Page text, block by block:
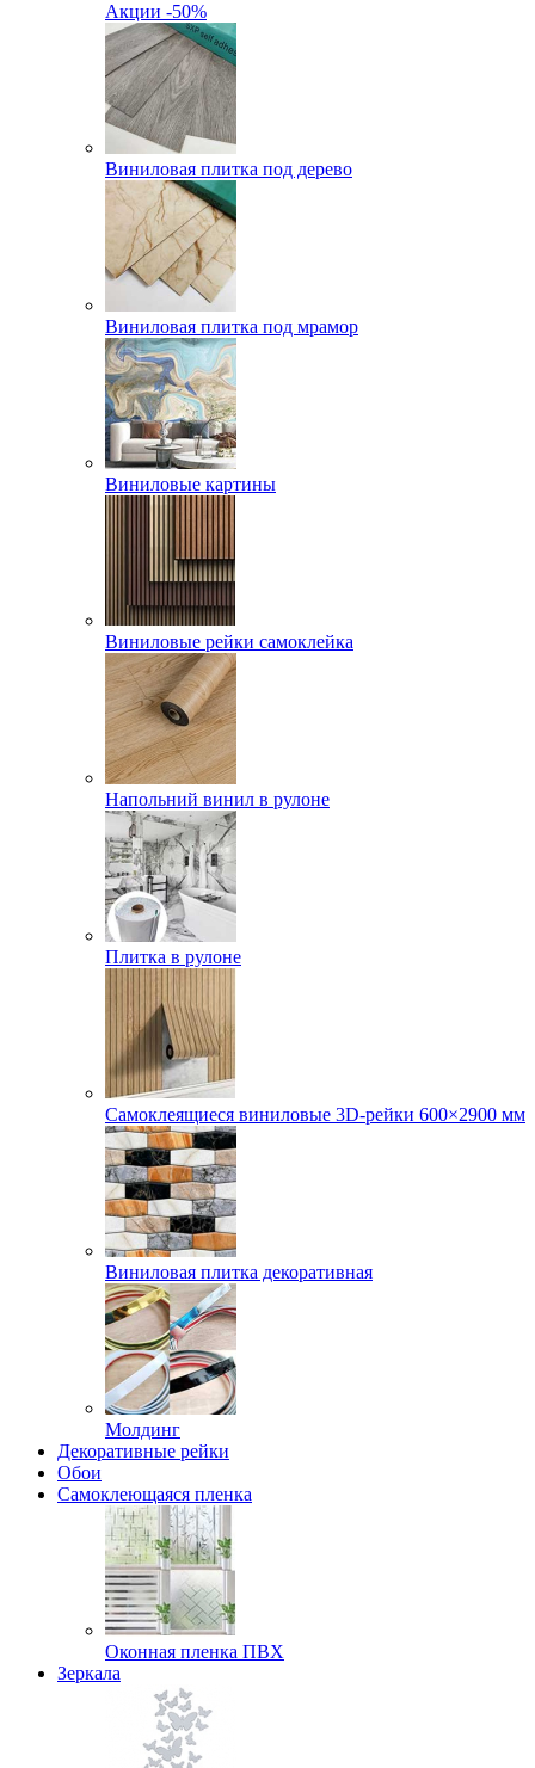
Акции -50%
Виниловая плитка под дерево
Виниловая плитка под мрамор
Виниловые картины
Виниловые рейки самоклейка
Напольний винил в рулоне
Плитка в рулоне
Самоклеящиеся виниловые 3D‑рейки 600×2900 мм
Виниловая плитка декоративная
Молдинг
Декоративные рейки
Обои
Самоклеющаяся пленка
Оконная пленка ПВХ
Зеркала